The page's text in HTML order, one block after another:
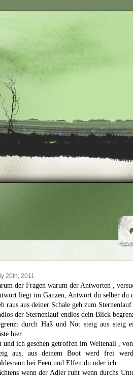
20th, 2011
der Fragen warum der Antworten ,
liegt im Ganzen, Antwort du selber du
raus aus deiner Schale geh zum
der Sternenlauf endlos dein Blick
durch Haß und Not steig aus
hier
und ich gesehen getroffen im Weltenall ,
aus, aus deinem Boot werd frei
bei Feen und Elfen du oder ich
wenn der Adler ruht wenn durchs